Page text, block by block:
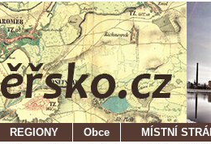
REGIONY Obce MÍSTNÍ